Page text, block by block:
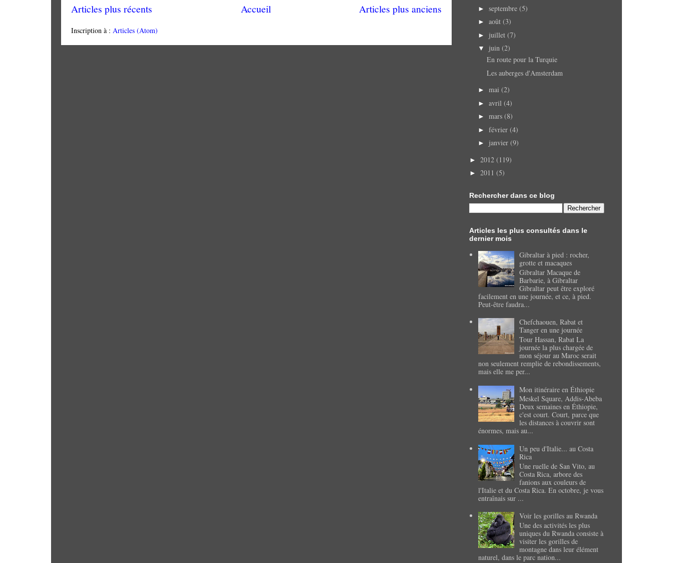
Articles plus récents Articles plus anciens
Accueil
Inscription à : Articles (Atom)
► septembre (5)
► août (3)
► juillet (7)
▼ juin (2)
En route pour la Turquie
Les auberges d'Amsterdam
► mai (2)
► avril (4)
► mars (8)
► février (4)
► janvier (9)
► 2012 (119)
► 2011 (5)
Rechercher dans ce blog
Articles les plus consultés dans le
dernier mois
Gibraltar à pied : rocher,
grotte et macaques
Gibraltar Macaque de
Barbarie, à Gibraltar
Gibraltar peut être exploré
facilement en une journée, et ce, à pied.
Peut-être faudra...
Chefchaouen, Rabat et
Tanger en une journée
Tour Hassan, Rabat La
journée la plus chargée de
mon séjour au Maroc serait
non seulement remplie de rebondissements,
mais elle me per...
Mon itinéraire en Éthiopie
Meskel Square, Addis-Abeba
Deux semaines en Éthiopie,
c'est court. Court, parce que
les distances à couvrir sont
énormes, mais au...
Un peu d'Italie... au Costa
Rica
Une ruelle de San Vito, au
Costa Rica, arbore des
fanions aux couleurs de
l'Italie et du Costa Rica. En octobre, je vous
entraînais sur ...
Voir les gorilles au Rwanda
Une des activités les plus
uniques du Rwanda consiste à
visiter les gorilles de
montagne dans leur élément
naturel, dans le parc nation...